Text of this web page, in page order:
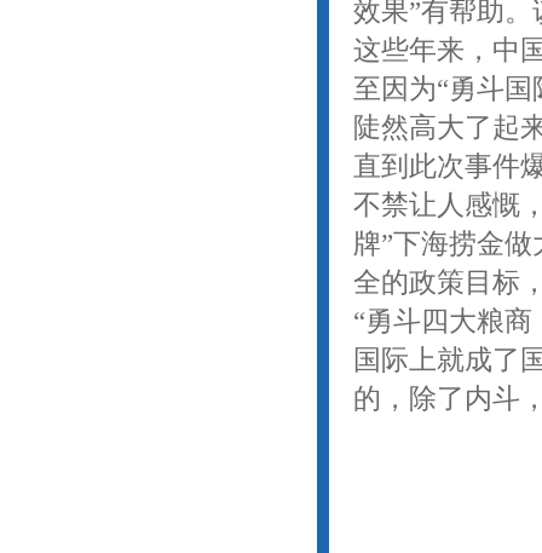
效果”有帮助
这些年来，中
至因为“勇斗
陡然高大了起
直到此次事件
不禁让人感慨
牌”下海捞金
全的政策目标
“勇斗四大粮
国际上就成了
的，除了内斗